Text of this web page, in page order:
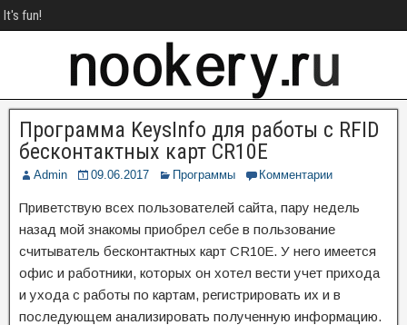
It's fun!
Программа KeysInfo для работы с RFID
бесконтактных карт CR10E
Admin 09.06.2017 Программы Комментарии
Приветствую всех пользователей сайта, пару недель
назад мой знакомы приобрел себе в пользование
считыватель бесконтактных карт CR10E. У него имеется
офис и работники, которых он хотел вести учет прихода
и ухода с работы по картам, регистрировать их и в
последующем анализировать полученную информацию.